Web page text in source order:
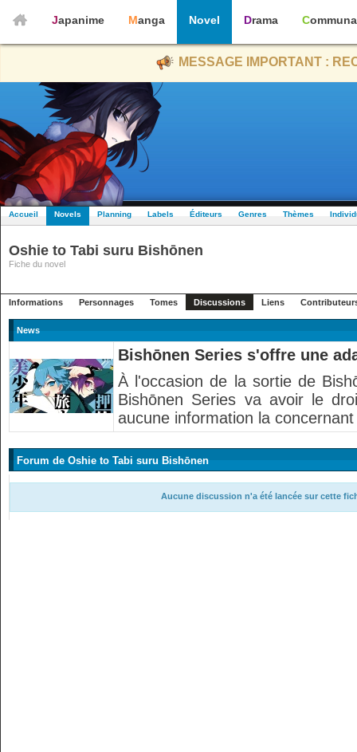
Japanime Manga Novel Drama
MESSAGE IMPORTANT :
Accueil Novels Planning Labels Éditeurs Genres Thèmes
Oshie to Tabi suru Bishōnen
Fiche du novel
Informations Personnages Tomes Discussions Liens
News
Bishōnen Series s'offre une
À l'occasion de la sortie de
Bishōnen Series va avoir le
aucune information la
Forum de Oshie to Tabi suru Bishōnen
Aucune discussion n'a été lancée sur cette